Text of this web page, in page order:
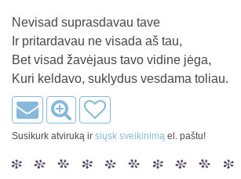
Nevisad suprasdavau tave
Ir pritardavau ne visada aš tau,
Bet visad žavėjaus tavo vidine jėga,
Kuri keldavo, suklydus vesdama toliau.
Susikurk atviruką ir siųsk sveikinimą el. paštu!